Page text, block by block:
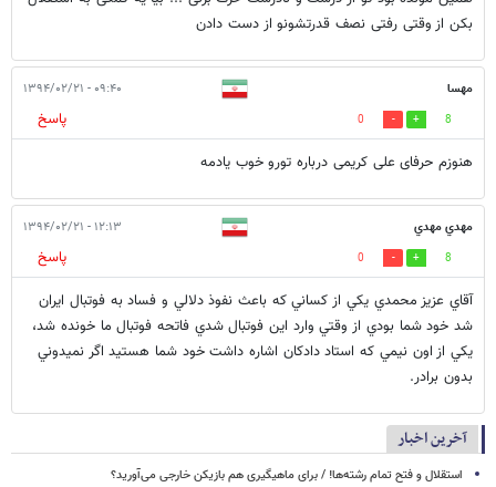
بکن از وقتی رفتی نصف قدرتشونو از دست دادن
مهسا ۰۹:۴۰ - ۱۳۹۴/۰۲/۲۱
8
0
پاسخ
هنوزم حرفای علی کریمی درباره تورو خوب یادمه
مهدي مهدي ۱۲:۱۳ - ۱۳۹۴/۰۲/۲۱
8
0
پاسخ
آقاي عزيز محمدي يكي از كساني كه باعث نفوذ دلالي و فساد به فوتبال ايران
شد خود شما بودي از وقتي وارد اين فوتبال شدي فاتحه فوتبال ما خونده شد،
يكي از اون نيمي كه استاد دادكان اشاره داشت خود شما هستيد اگر نميدوني
بدون برادر.
آخرین اخبار
استقلال و فتح تمام رشته‌ها! / برای ماهیگیری هم بازیکن خارجی می‌آورید؟